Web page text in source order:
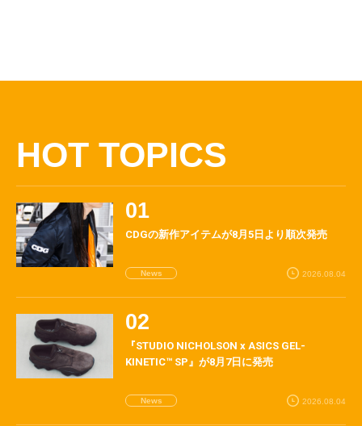
HOT TOPICS
CDGの新作アイテムが8月5日より順次発売
News 2026.08.04
『STUDIO NICHOLSON x ASICS GEL-
KINETIC™ SP』が8月7日に発売
News 2026.08.04